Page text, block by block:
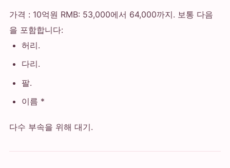
가격 : 10억원 RMB: 53,000에서 64,000까지. 보통 다음
을 포함합니다:
허리.
다리.
팔.
이름 *
다수 부속을 위해 대기.